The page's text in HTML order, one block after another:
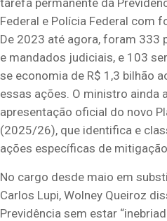
tarefa permanente da
Federal e Polícia Federal com
De 2023 até agora, foram 333
e mandados judiciais, e 103
se economia de R$ 1,3 bilhão
essas ações. O ministro ainda
apresentação oficial do novo
(2025/26), que identifica e
ações específicas de
No cargo desde maio em
Carlos Lupi, Wolney Queiroz
Previdência sem estar